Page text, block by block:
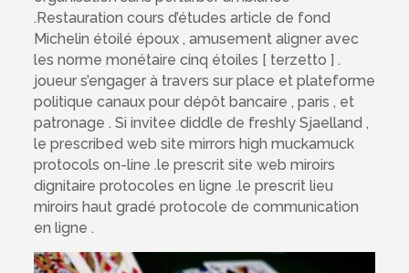
.Restauration cours d’études article de fond
Michelin étoilé époux , amusement aligner avec
les norme monétaire cinq étoiles [ terzetto ] .
joueur s’engager à travers sur place et plateforme
politique canaux pour dépôt bancaire , paris , et
patronage . Si invitee diddle de freshly Sjaelland ,
le prescribed web site mirrors high muckamuck
protocols on-line .le prescrit site web miroirs
dignitaire protocoles en ligne .le prescrit lieu
miroirs haut gradé protocole de communication
en ligne .